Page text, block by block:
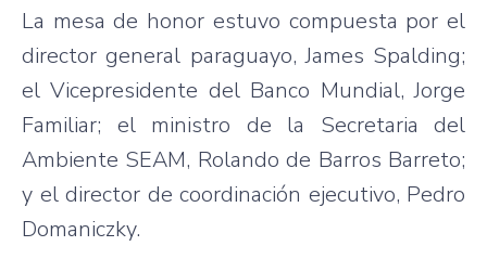
La mesa de honor estuvo compuesta por el
director general paraguayo, James Spalding;
el Vicepresidente del Banco Mundial, Jorge
Familiar; el ministro de la Secretaria del
Ambiente SEAM, Rolando de Barros Barreto;
y el director de coordinación ejecutivo, Pedro
Domaniczky.